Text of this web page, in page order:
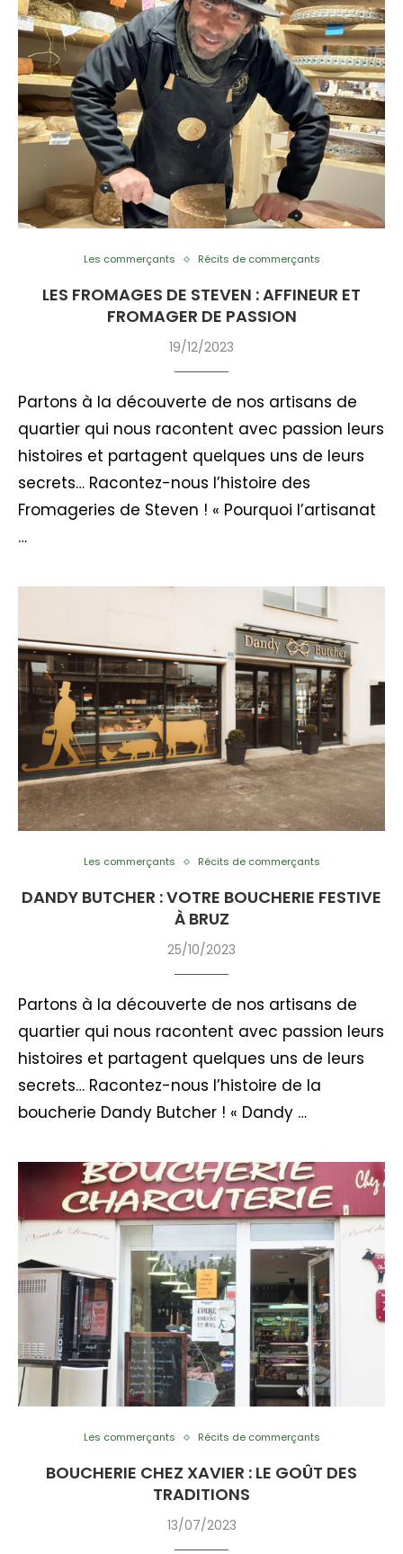
Les commerçants Récits de commerçants
LES FROMAGES DE STEVEN : AFFINEUR ET
FROMAGER DE PASSION
19/12/2023
Partons à la découverte de nos artisans de
quartier qui nous racontent avec passion leurs
histoires et partagent quelques uns de leurs
secrets… Racontez-nous l’histoire des
Fromageries de Steven ! « Pourquoi l’artisanat
…
Les commerçants Récits de commerçants
DANDY BUTCHER : VOTRE BOUCHERIE FESTIVE
À BRUZ
25/10/2023
Partons à la découverte de nos artisans de
quartier qui nous racontent avec passion leurs
histoires et partagent quelques uns de leurs
secrets… Racontez-nous l’histoire de la
boucherie Dandy Butcher ! « Dandy …
Les commerçants Récits de commerçants
BOUCHERIE CHEZ XAVIER : LE GOÛT DES
TRADITIONS
13/07/2023